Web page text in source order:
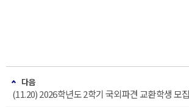
다음
(11.20) 2026학년도 2학기 국외파견 교환학생 모